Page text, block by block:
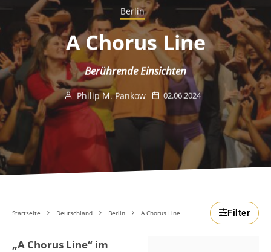
Berlin
A Chorus Line
Berührende Einsichten
Philip M. Pankow 02.06.2024
Startseite Deutschland Berlin A Chorus Line Filter
„A Chorus Line“ im